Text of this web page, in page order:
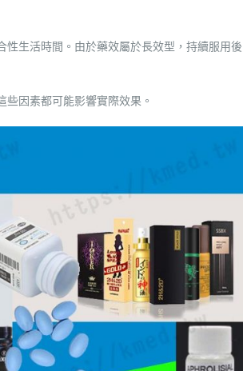
生活時間。由於藥效屬於長效型，持續服用後
因素都可能影響實際效果。